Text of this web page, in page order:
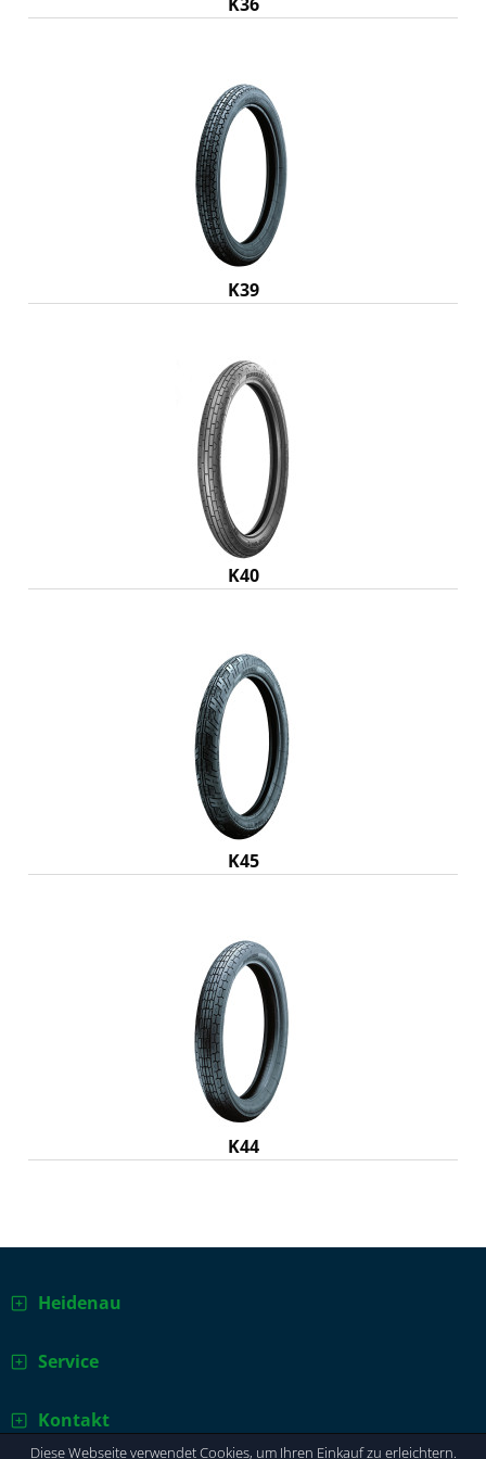
Diese Webseite verwendet Cookies, um Ihren Einkauf zu erleichtern.
K39
K40
K45
K44
Heidenau
Service
Kontakt